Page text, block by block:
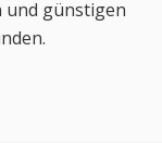
und günstigen